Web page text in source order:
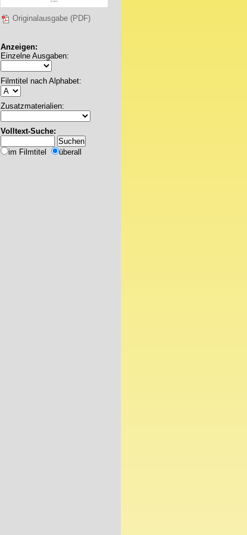
Originalausgabe (PDF)
Anzeigen:
Einzelne Ausgaben:
Filmtitel nach Alphabet:
Zusatzmaterialien:
Volltext-Suche:
im Filmtitel überall